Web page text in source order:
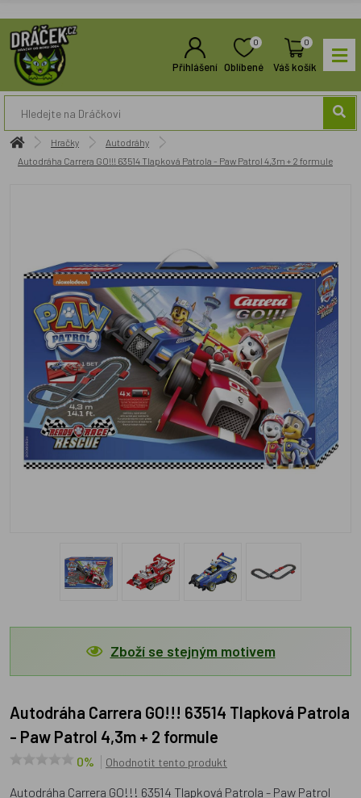
Přihlášení
0
Oblíbené
0
Váš košík
Hračky
Autodráhy
Autodráha Carrera GO!!! 63514 Tlapková Patrola - Paw Patrol 4,3m + 2 formule
Zboží se stejným motivem
Autodráha Carrera GO!!! 63514 Tlapková Patrola
- Paw Patrol 4,3m + 2 formule
0% Ohodnotit tento produkt
Autodráha Carrera GO!!! 63514 Tlapková Patrola - Paw Patrol